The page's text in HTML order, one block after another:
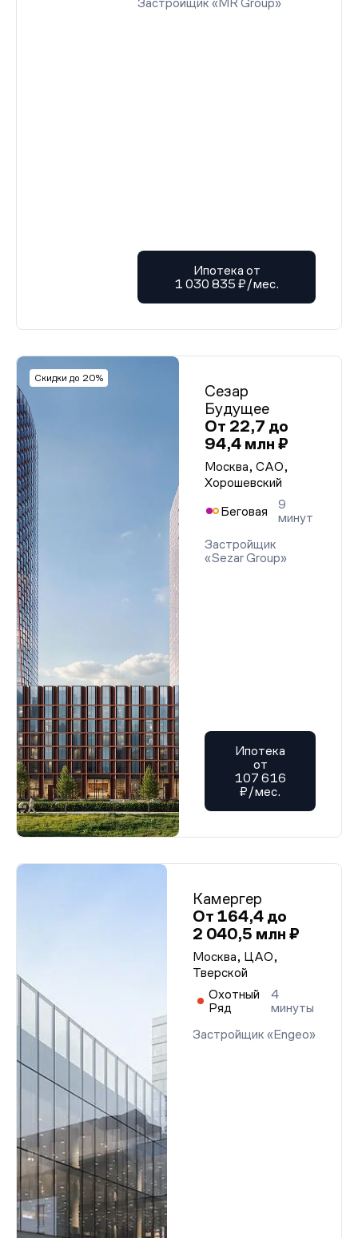
Застройщик «MR Group»
Ипотека от
1 030 835 ₽/мес.
Скидки до 20%
Сезар
Будущее
От 22,7 до
94,4 млн ₽
Москва, САО,
Хорошевский
Беговая
9
минут
Застройщик
«Sezar Group»
Ипотека
от
107 616
₽/мес.
Камергер
От 164,4 до
2 040,5 млн ₽
Москва, ЦАО,
Тверской
Охотный
Ряд
4
минуты
Застройщик «Engeo»